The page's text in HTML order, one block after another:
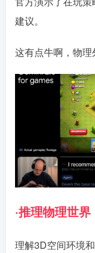
建议。
这有点牛啊，物理
·推理物理世界
理解3D空间环境